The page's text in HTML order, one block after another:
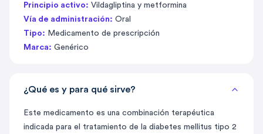
Principio activo: Vildagliptina y metformina
Vía de administración: Oral
Tipo: Medicamento de prescripción
Marca: Genérico
¿Qué es y para qué sirve?
Este medicamento es una combinación terapéutica
indicada para el tratamiento de la diabetes mellitus tipo 2